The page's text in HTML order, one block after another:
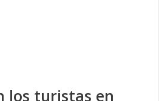
los turistas en